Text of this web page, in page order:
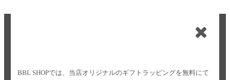
BBL SHOPでは、当店オリジナルのギフトラッピングを無料にて